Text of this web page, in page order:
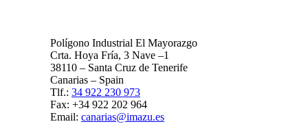
Polígono Industrial El Mayorazgo
Crta. Hoya Fría, 3 Nave –1
38110 – Santa Cruz de Tenerife
Canarias – Spain
Tlf.: 34 922 230 973
Fax: +34 922 202 964
Email: canarias@imazu.es